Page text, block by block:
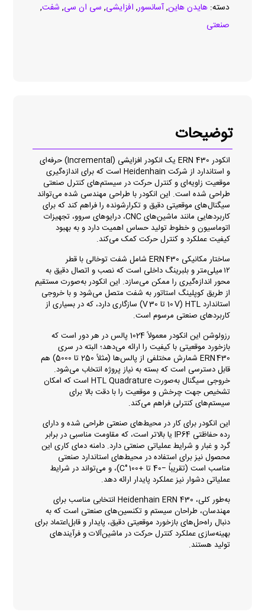
دسته:هایدن هاین,آسانسور, افزایشی, سی ان سی, شفت,
صنعتی
توضیحات
انکودر ERN 430 یک انکودر افزایشی (Incremental) حرفه‌ای
و استاندارد از شرکت Heidenhain است که برای اندازه‌گیری
موقعیت زاویه‌ای و کنترل حرکت در سیستم‌های کنترل صنعتی
طراحی شده است. این انکودر با طراحی مهندسی‌ شده می‌تواند
سیگنال‌های موقعیتی دقیق و تکرارشونده را فراهم کند که برای
کاربردهایی مانند ماشین‌های CNC، درایوهای سروو، تجهیزات
اتوماسیون و خطوط تولید حساس اهمیت دارد و به بهبود
کیفیت عملکرد و کنترل حرکت کمک می‌کند.
ساختار مکانیکی ERN 430 شامل شفت توخالی با قطر
۱۲ میلی‌متر و بلبرینگ داخلی است که نصب و اتصال دقیق به
محور اندازه‌گیری را ممکن می‌سازد. این انکودر به‌صورت مستقیم
از طریق کوپلینگ استاتور به شفت متصل می‌شود و با خروجی
استاندارد HTL (10 V تا 30 V) سازگاری دارد، که در بسیاری از
کاربردهای صنعتی مرسوم است.
رزولوشن این انکودر معمولاً 1024 پالس در هر دور است که
بازخورد موقعیتی با کیفیت را ارائه می‌دهد؛ البته در سری
ERN 430 شمارش مختلفی از پالس‌ها (مثلاً 250 تا 5000) هم
قابل دسترسی است که بسته به نیاز پروژه انتخاب می‌شود.
خروجی سیگنال به‌صورت HTL Quadrature است که امکان
تشخیص جهت چرخش و موقعیت را با دقت بالا برای
سیستم‌های کنترلی فراهم می‌کند.
این انکودر برای کار در محیط‌های صنعتی طراحی شده و دارای
رده حفاظتی IP64 یا بالاتر است، که مقاومت مناسبی در برابر
گرد و غبار و شرایط عملیاتی صنعتی دارد. دامنه دمای کاری این
محصول نیز برای استفاده در محیط‌های استاندارد صنعتی
مناسب است (تقریباً −40 تا +100 °C)، و می‌تواند در شرایط
عملیاتی دشوار نیز عملکرد پایدار ارائه دهد.
به‌طور کلی، Heidenhain ERN 430 انتخابی مناسب برای
مهندسان، طراحان سیستم و تکنسین‌های صنعتی است که به
دنبال راه‌حل‌های بازخورد موقعیتی دقیق، پایدار و قابل‌اعتماد برای
بهینه‌سازی عملکرد کنترل حرکت در ماشین‌آلات و فرآیندهای
تولید هستند.